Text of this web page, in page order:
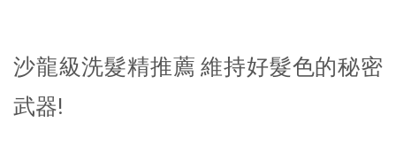
沙龍級洗髮精推薦 維持好髮色的秘密
武器!